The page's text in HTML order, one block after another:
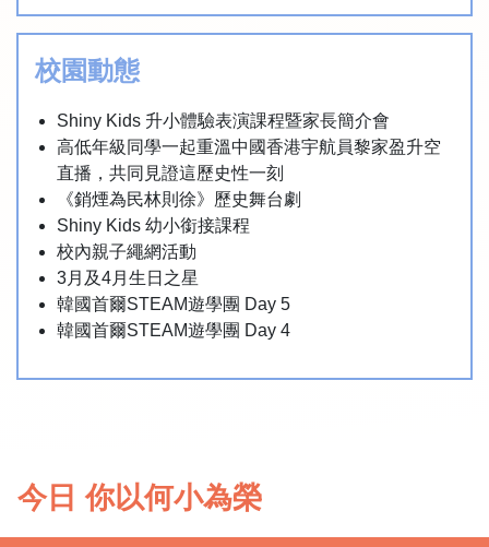
校園動態
Shiny Kids 升小體驗表演課程暨家長簡介會
高低年級同學一起重溫中國香港宇航員黎家盈升空
直播，共同見證這歷史性一刻
《銷煙為民林則徐》歷史舞台劇
Shiny Kids 幼小銜接課程
校內親子繩網活動
3月及4月生日之星
韓國首爾STEAM遊學團 Day 5
韓國首爾STEAM遊學團 Day 4
今日 你以何小為榮